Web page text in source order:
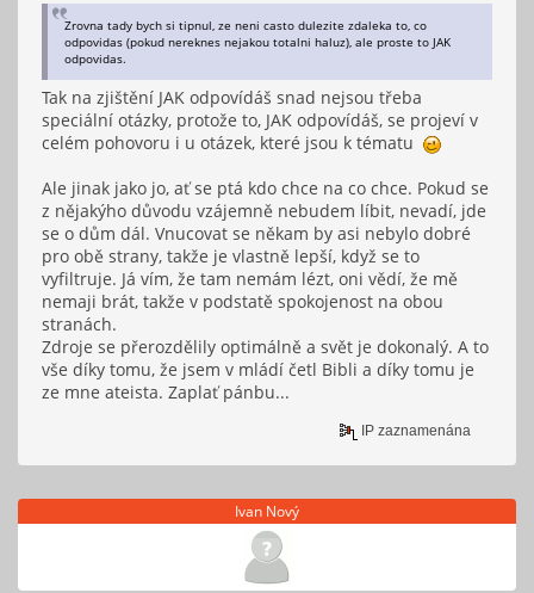
Zrovna tady bych si tipnul, ze neni casto dulezite zdaleka to, co
odpovidas (pokud nereknes nejakou totalni haluz), ale proste to JAK
odpovidas.
Tak na zjištění JAK odpovídáš snad nejsou třeba
speciální otázky, protože to, JAK odpovídáš, se projeví v
celém pohovoru i u otázek, které jsou k tématu
Ale jinak jako jo, ať se ptá kdo chce na co chce. Pokud se
z nějakýho důvodu vzájemně nebudem líbit, nevadí, jde
se o dům dál. Vnucovat se někam by asi nebylo dobré
pro obě strany, takže je vlastně lepší, když se to
vyfiltruje. Já vím, že tam nemám lézt, oni vědí, že mě
nemaji brát, takže v podstatě spokojenost na obou
stranách.
Zdroje se přerozdělily optimálně a svět je dokonalý. A to
vše díky tomu, že jsem v mládí četl Bibli a díky tomu je
ze mne ateista. Zaplať pánbu...
IP zaznamenána
Ivan Nový